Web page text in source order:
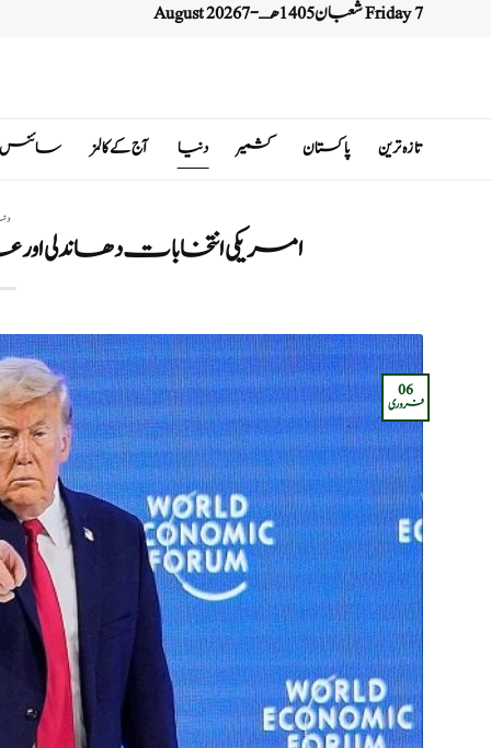
Friday 7 شعبان 1405 هـ - 7 August 2026
تازہ ترین پاکستان کشمیر دنیا آج کے کالمز سائنس
امریکی انتخابات دھاندلی
06
فروری